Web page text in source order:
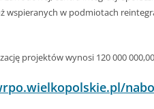
w podmiotach
projektów wynosi 120 000 000,00